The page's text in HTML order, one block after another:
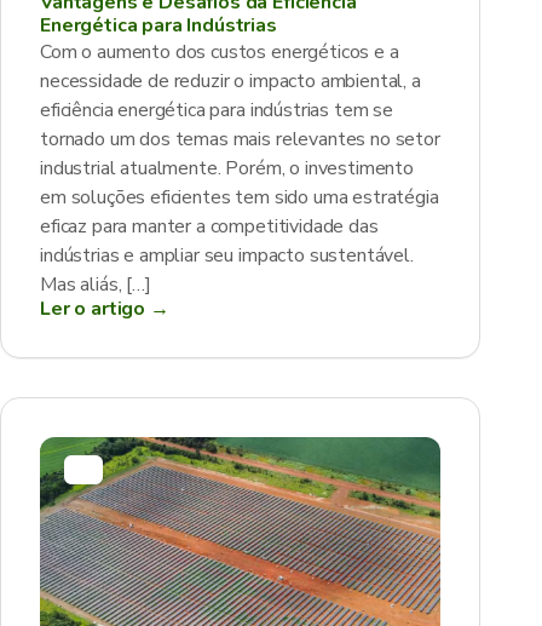
Energética para Indústrias
Com o aumento dos custos energéticos e a
necessidade de reduzir o impacto ambiental, a
eficiência energética para indústrias tem se
tornado um dos temas mais relevantes no setor
industrial atualmente. Porém, o investimento
em soluções eficientes tem sido uma estratégia
eficaz para manter a competitividade das
indústrias e ampliar seu impacto sustentável.
Mas aliás, […]
Ler o artigo →